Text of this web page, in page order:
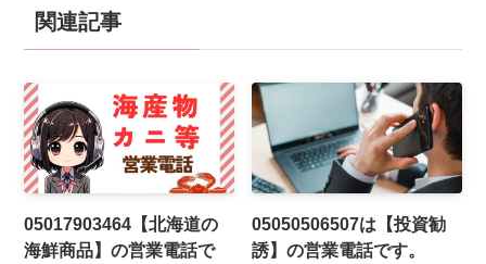
関連記事
05017903464【北海道の
海鮮商品】の営業電話で
05050506507は【投資勧
誘】の営業電話です。